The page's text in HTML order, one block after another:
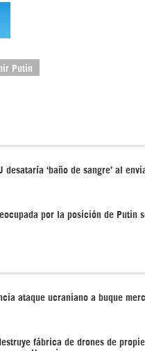
Putin
desataría ‘baño de sangre’ al
por la posición de Putin
ataque ucraniano a buque
fábrica de drones de